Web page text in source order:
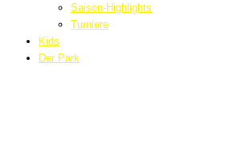
Saison-Highlights
Turniere
Kids
Der Park